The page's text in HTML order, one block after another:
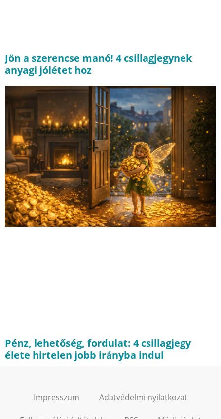
Jön a szerencse manó! 4 csillagjegynek
anyagi jólétet hoz
Pénz, lehetőség, fordulat: 4 csillagjegy
élete hirtelen jobb irányba indul
Impresszum Adatvédelmi nyilatkozat